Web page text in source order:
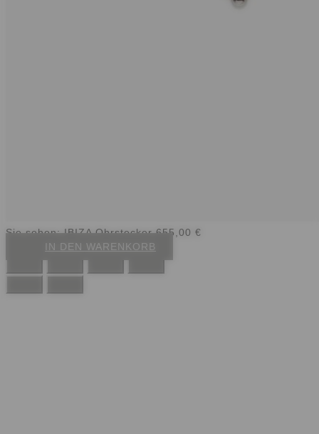
Sie sehen:IBIZA Ohrstecker 655,00 €
IN DEN WARENKORB